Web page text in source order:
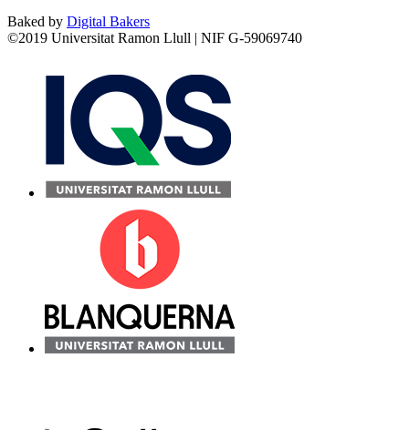
Baked by Digital Bakers
©2019 Universitat Ramon Llull | NIF G-59069740